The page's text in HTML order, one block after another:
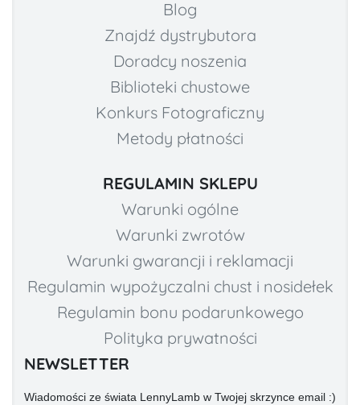
Blog
Znajdź dystrybutora
Doradcy noszenia
Biblioteki chustowe
Konkurs Fotograficzny
Metody płatności
REGULAMIN SKLEPU
Warunki ogólne
Warunki zwrotów
Warunki gwarancji i reklamacji
Regulamin wypożyczalni chust i nosidełek
Regulamin bonu podarunkowego
Polityka prywatności
NEWSLETTER
Wiadomości ze świata LennyLamb w Twojej skrzynce email :)